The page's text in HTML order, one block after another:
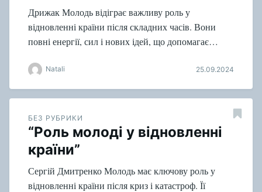
Дрижак Молодь відіграє важливу роль у
відновленні країни після складних часів. Вони
повні енергії, сил і нових ідей, що допомагає…
Natali 25.09.2024
БЕЗ РУБРИКИ
“Роль молоді у відновленні
країни”
Сергій Дмитренко Молодь має ключову роль у
відновленні країни після криз і катастроф. Її